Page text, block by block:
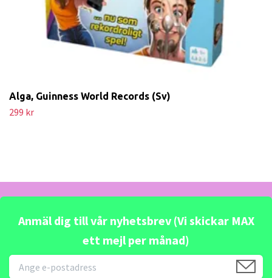
Alga, Guinness World Records (Sv)
299 kr
Anmäl dig till vår nyhetsbrev (Vi skickar MAX
ett mejl per månad)